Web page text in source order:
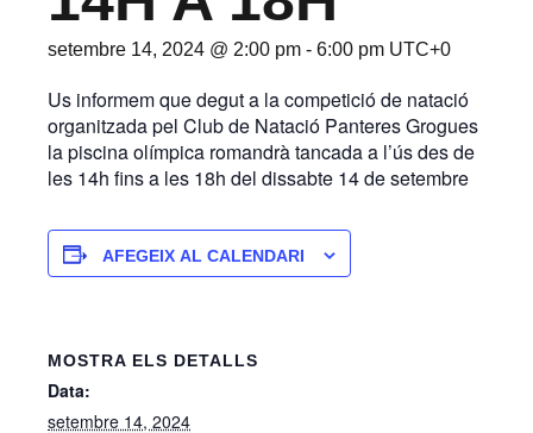
setembre 14, 2024 @ 2:00 pm - 6:00 pm UTC+0
Us informem que degut a la competició de natació
organitzada pel Club de Natació Panteres Grogues
la piscina olímpica romandrà tancada a l’ús des de
les 14h fins a les 18h del dissabte 14 de setembre
AFEGEIX AL CALENDARI
MOSTRA ELS DETALLS
Data:
setembre 14, 2024